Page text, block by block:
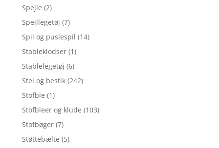
Spejle (2)
Spejllegetøj (7)
Spil og puslespil (14)
Stableklodser (1)
Stablelegetøj (6)
Stel og bestik (242)
Stofble (1)
Stofbleer og klude (103)
Stofbøger (7)
Støttebælte (5)